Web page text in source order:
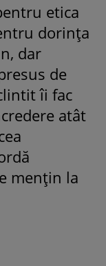
etica
dorința
dar
de
îi fac
atât
mențin la